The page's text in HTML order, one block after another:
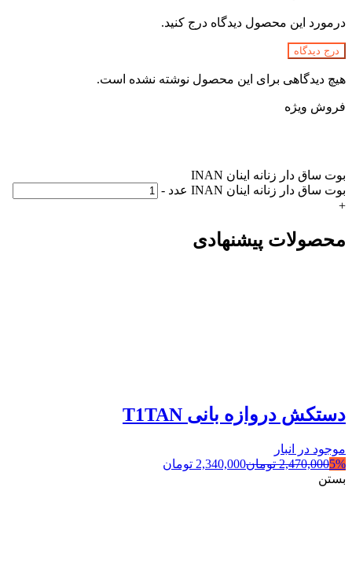
درمورد این محصول دیدگاه درج کنید.
درج دیدگاه
هیچ دیدگاهی برای این محصول نوشته نشده است.
فروش ویژه
بوت ساق دار زنانه اینان INAN
بوت ساق دار زنانه اینان INAN عدد
-
+
محصولات پیشنهادی
دستکش دروازه بانی T1TAN
موجود در انبار
5%
2,470,000 تومان2,340,000 تومان
بستن